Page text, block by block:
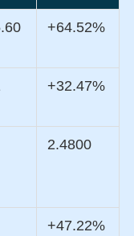
+64.52%
+32.47%
2.4800
+47.22%